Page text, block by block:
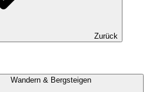
Zurück
Wandern & Bergsteigen